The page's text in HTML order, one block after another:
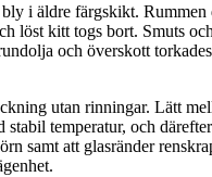
i äldre färgskikt. Rummen
löst kitt togs bort. Smuts
och överskott
utan rinningar. Lätt
temperatur, och
samt att glasränder